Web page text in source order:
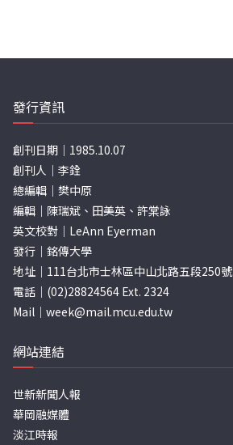
發行資訊
創刊日期｜1985.10.07
創刊人｜李銓
總編輯｜樊中原
編輯｜陳瑞斌、田美英、許棠詠
英文校對｜LeAnn Eyerman
發行｜銘傳大學
地址｜111台北市士林區中山北路五段250號
電話｜(02)28824564 Ext. 2324
Mail｜ week@mail.mcu.edu.tw
網站連結
世新新聞人報
華岡融媒體
淡江時報